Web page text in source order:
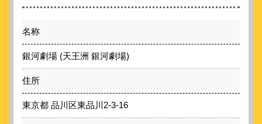
名称
銀河劇場 (天王洲 銀河劇場)
住所
東京都 品川区東品川2-3-16